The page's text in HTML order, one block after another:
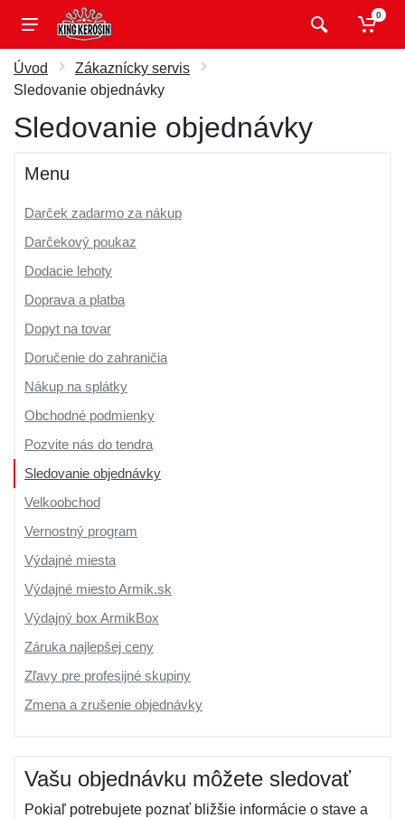
0
Úvod
Zákaznícky servis
Sledovanie objednávky
Sledovanie objednávky
Menu
Darček zadarmo za nákup
Darčekový poukaz
Dodacie lehoty
Doprava a platba
Dopyt na tovar
Doručenie do zahraničia
Nákup na splátky
Obchodné podmienky
Pozvite nás do tendra
Sledovanie objednávky
Velkoobchod
Vernostný program
Výdajné miesta
Výdajné miesto Armik.sk
Výdajný box ArmikBox
Záruka najlepšej ceny
Zľavy pre profesijné skupiny
Zmena a zrušenie objednávky
Vašu objednávku môžete sledovať
Pokiaľ potrebujete poznať bližšie informácie o stave a